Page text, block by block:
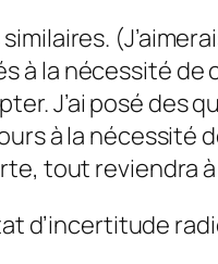
à la nécessité
J’ai posé
à la nécessité
tout reviendra
d’incertitude